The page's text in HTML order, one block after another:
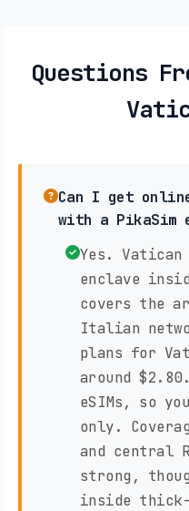
Questions
Can I get
with a PikaSim
Yes.
enclave
covers the
Italian
plans for
around
eSIMs, so
only.
and central
strong,
inside